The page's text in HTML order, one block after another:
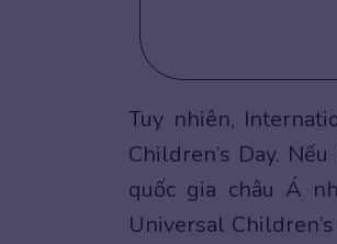
Tuy nhiên,
Children’s Day.
quốc gia châu Á
Universal